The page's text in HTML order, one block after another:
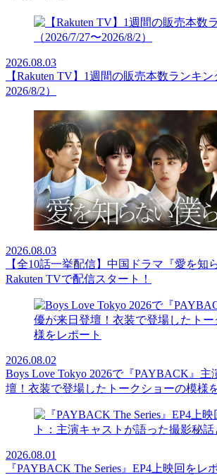
2026.08.03
【Rakuten TV】1週間の販売本数ランキン
2026/8/2）
2026.08.03
【全10話一挙配信】中国ドラマ『愛を知
Rakuten TVで配信スタート！
2026.08.02
Boys Love Tokyo 2026で『PAYBACK』主
壇！衣装で登場したトークショーの模様
2026.08.01
『PAYBACK The Series』EP4上映回をレ